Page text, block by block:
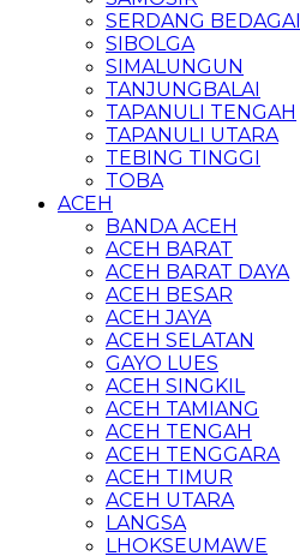
SERDANG BEDAGAI
SIBOLGA
SIMALUNGUN
TANJUNGBALAI
TAPANULI TENGAH
TAPANULI UTARA
TEBING TINGGI
TOBA
ACEH
BANDA ACEH
ACEH BARAT
ACEH BARAT DAYA
ACEH BESAR
ACEH JAYA
ACEH SELATAN
GAYO LUES
ACEH SINGKIL
ACEH TAMIANG
ACEH TENGAH
ACEH TENGGARA
ACEH TIMUR
ACEH UTARA
LANGSA
LHOKSEUMAWE